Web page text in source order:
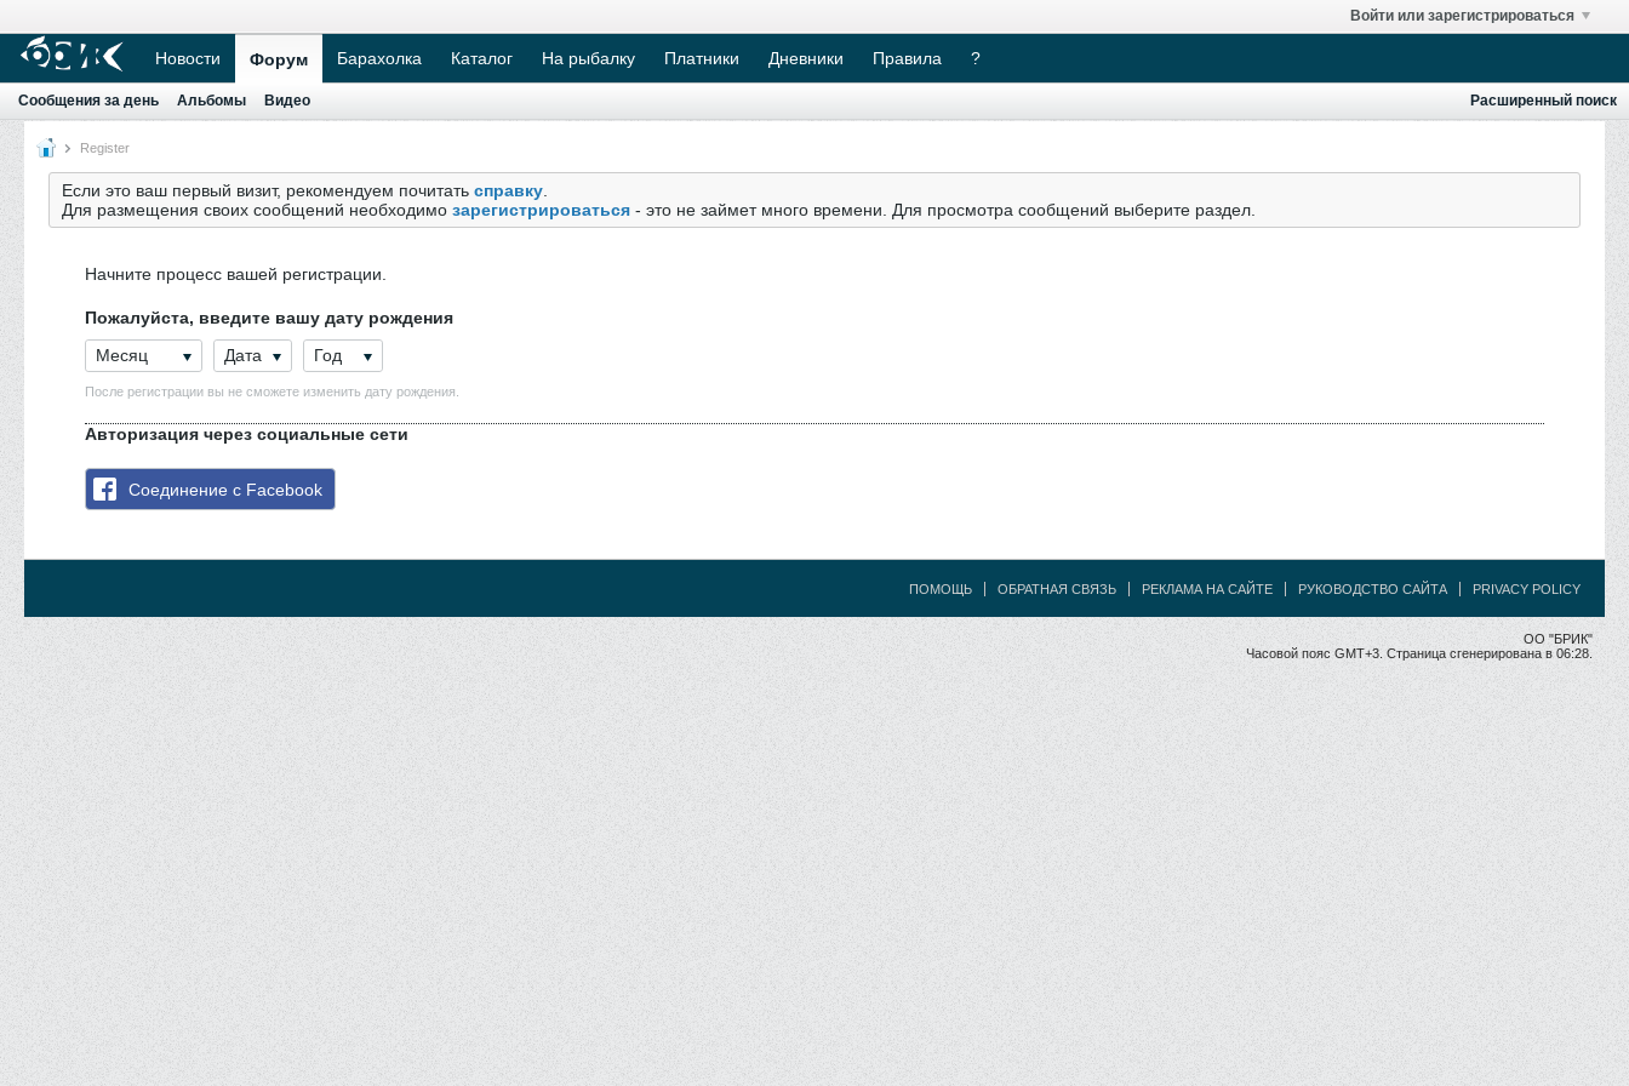
Войти или зарегистрироваться
Новости Форум Барахолка Каталог На рыбалку Платники Дневники Правила ?
Сообщения за день Альбомы Видео Расширенный поиск
Register
Если это ваш первый визит, рекомендуем почитать справку
Для размещения своих сообщений необходимо зарегистрироваться - это не займет много времени. Для просмотра сообщений выберите раздел.
Начните процесс вашей регистрации.
Пожалуйста, введите вашу дату рождения
Месяц
Дата Год
После регистрации вы не сможете изменить дату рождения.
Авторизация через социальные сети
Соединение с Facebook
ПОМОЩЬ ОБРАТНАЯ СВЯЗЬ РЕКЛАМА НА САЙТЕ РУКОВОДСТВО САЙТА PRIVACY POLICY
ОО "БРИК"
Часовой пояс GMT+3. Страница сгенерирована в 06:28.